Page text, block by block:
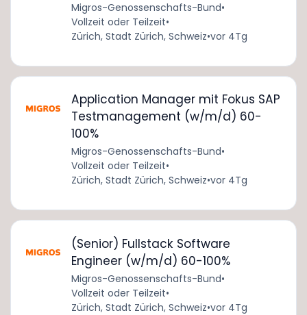
Migros-Genossenschafts-Bund•
Vollzeit oder Teilzeit•
Zürich, Stadt Zürich, Schweiz•vor 4Tg
Application Manager mit Fokus SAP
Testmanagement (w/m/d) 60-
100%
Migros-Genossenschafts-Bund•
Vollzeit oder Teilzeit•
Zürich, Stadt Zürich, Schweiz•vor 4Tg
(Senior) Fullstack Software
Engineer (w/m/d) 60-100%
Migros-Genossenschafts-Bund•
Vollzeit oder Teilzeit•
Zürich, Stadt Zürich, Schweiz•vor 4Tg